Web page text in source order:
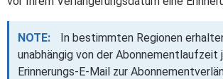
NOTE:
In bestimmten Regionen
unabhängig von der Abonnementlaufzeit
Erinnerungs-E-Mail zur